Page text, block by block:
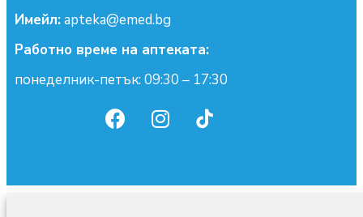
Имейл:apteka@emed.bg
Работно време на аптеката:
понеделник-петък: 09:30 – 17:30